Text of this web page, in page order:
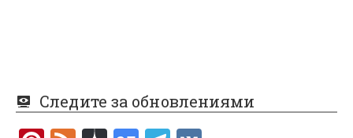
Следите за обновлениями